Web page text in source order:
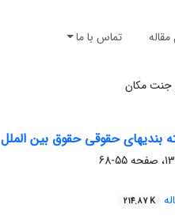
مقاله تماس با ما
جنت مکان
بندیهای حقوقی حقوق بین الملل
55-68
214.87 K